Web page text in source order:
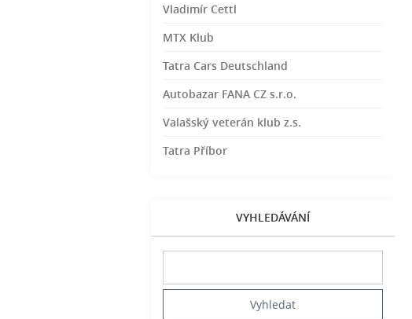
Vladimír Cettl
MTX Klub
Tatra Cars Deutschland
Autobazar FANA CZ s.r.o.
Valašský veterán klub z.s.
Tatra Příbor
VYHLEDÁVÁNÍ